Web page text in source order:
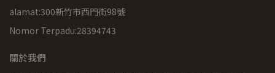
alamat:300新竹市西門街98號
Nomor Terpadu:28394743
關於我們